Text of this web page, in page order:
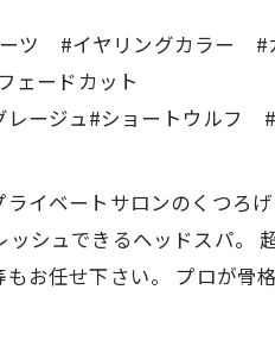
ツ #イヤリングカラー
ェードカット
ジュ#ショートウルフ #
イベートサロンのくつろ
シュできるヘッドスパ。
お任せ下さい。 プロが骨